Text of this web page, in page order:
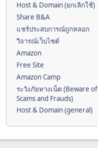
Host & Domain (ยกเลิกใช้)
Share B&A
แชร์ประสบการณ์ถูกหลอก
วิจารณ์เว็บไซต์
Amazon
Free Site
Amazon Camp
ระวังภัยทางเน็ต (Beware of
Scams and Frauds)
Host & Domain (general)